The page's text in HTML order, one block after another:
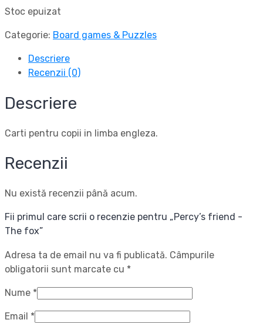
Stoc epuizat
Categorie: Board games & Puzzles
Descriere
Recenzii (0)
Descriere
Carti pentru copii in limba engleza.
Recenzii
Nu există recenzii până acum.
Fii primul care scrii o recenzie pentru „Percy’s friend -
The fox”
Adresa ta de email nu va fi publicată. Câmpurile
obligatorii sunt marcate cu *
Nume *
Email *